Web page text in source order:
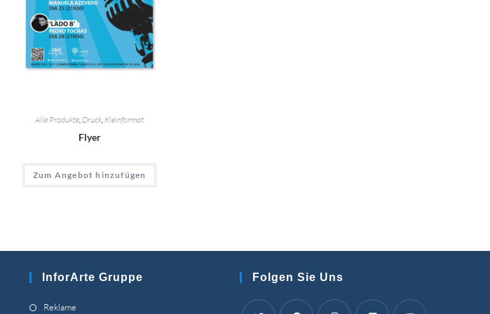
Alle Produkte, Druck, Kleinformat
Flyer
Zum Angebot hinzufügen
InforArte Gruppe
Reklame
Folgen Sie Uns